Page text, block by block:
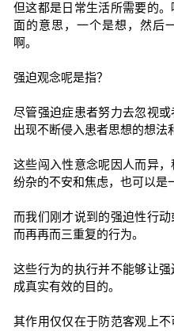
但这都是日常生活所需要的
面的意思，一个是想，然后
啊。
强迫观念呢是指？
尽管强迫症患者努力去忽视
出现不断侵入患者思想的想法
这些闯入性意念呢因人而异
纷杂的不安和焦虑，也可以是
而我们刚才说到的强迫性行
而再再而三重复的行为。
这些行为的执行并不能够让
成真实有效的目的。
其作用仅仅在于防范客观上